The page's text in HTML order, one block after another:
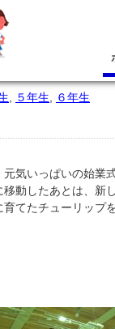
５年生 ６年生
気いっぱいの始
動したあとは、新
てたチューリップ